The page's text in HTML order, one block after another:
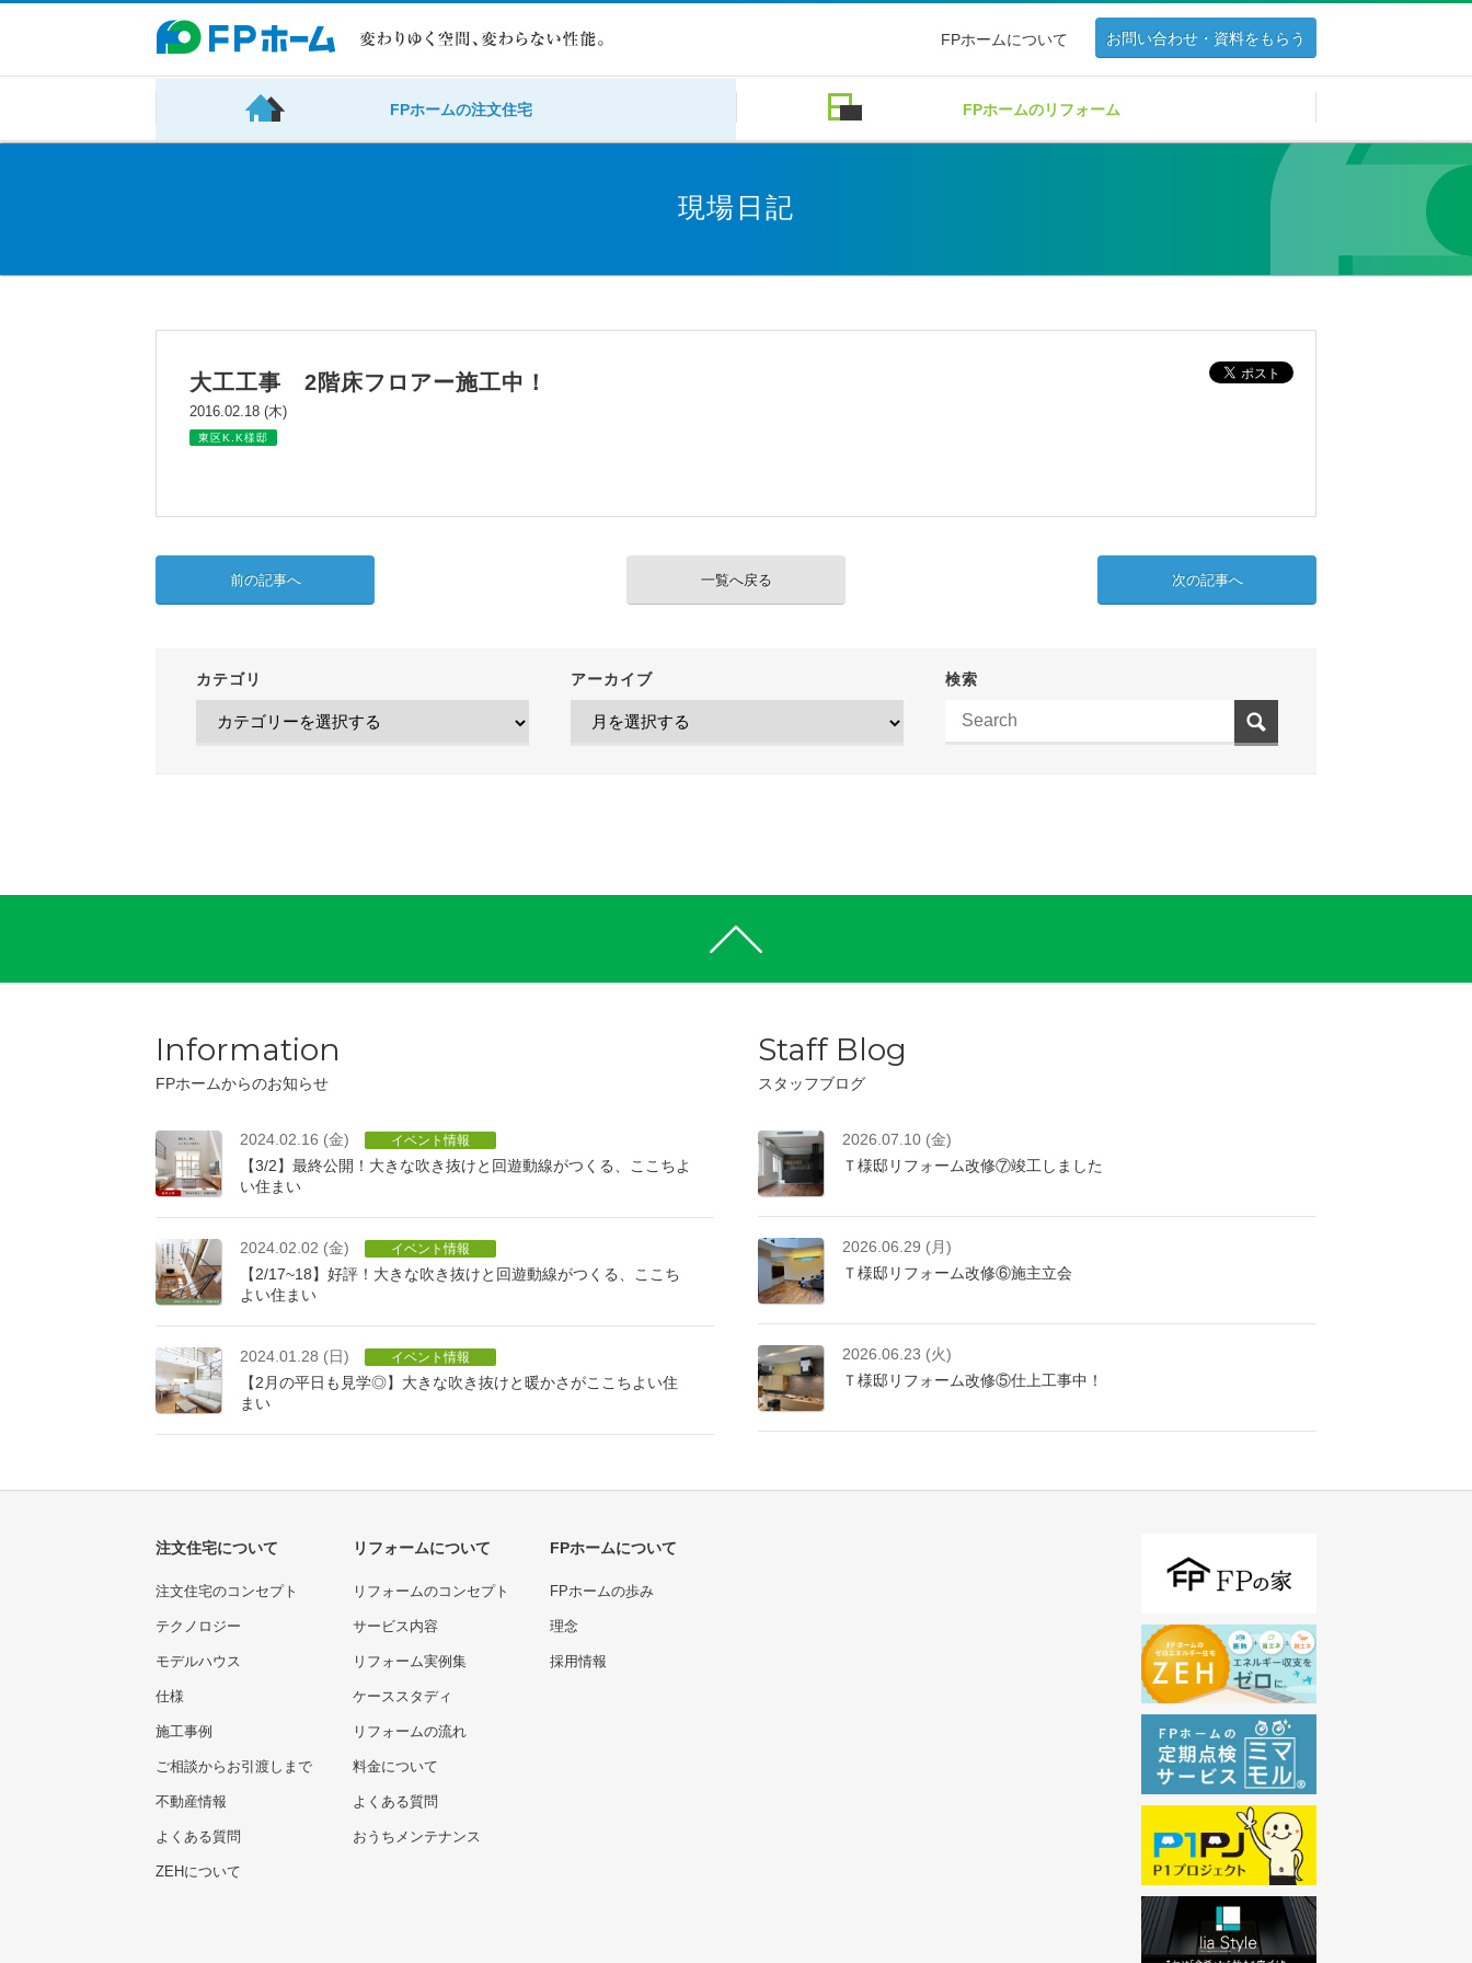
FPホームについて お問い合わせ・資料をもらう
FPホームの注文住宅 FPホームのリフォーム
現場日記
大工工事 2階床フロアー施工中！
2016.02.18 (木)
東区K.K様邸
前の記事へ 次の記事へ
一覧へ戻る
カテゴリ アーカイブ 検索
Information
FPホームからのお知らせ
2024.02.16 (金) イベント情報
【3/2】最終公開！大きな吹き抜けと回遊動線がつくる、ここちよ
い住まい
2024.02.02 (金) イベント情報
【2/17~18】好評！大きな吹き抜けと回遊動線がつくる、ここち
よい住まい
2024.01.28 (日) イベント情報
【2月の平日も見学◎】大きな吹き抜けと暖かさがここちよい住
まい
Staff Blog
スタッフブログ
2026.07.10 (金)
Ｔ様邸リフォーム改修⑦竣工しました
2026.06.29 (月)
Ｔ様邸リフォーム改修⑥施主立会
2026.06.23 (火)
Ｔ様邸リフォーム改修⑤仕上工事中！
注文住宅について
注文住宅のコンセプト
テクノロジー
モデルハウス
仕様
施工事例
ご相談からお引渡しまで
不動産情報
よくある質問
ZEHについて
リフォームについて
リフォームのコンセプト
サービス内容
リフォーム実例集
ケーススタディ
リフォームの流れ
料金について
よくある質問
おうちメンテナンス
FPホームについて
FPホームの歩み
理念
採用情報